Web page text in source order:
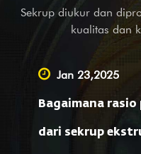
merupakan salah satu
pengelasan paduan
peralatan
luar negeri, kami juga
melakukan layanan
layanan desain untuk
negeri. Tidak peduli
potensial, dengan
Sekrup diukur dan
kualitas dan
Jan 23,2025
Bagaimana
dari sekrup